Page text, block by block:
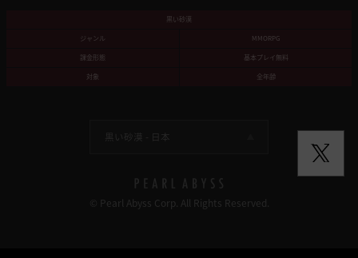
黒い砂漠
ジャンル
MMORPG
課金形態
基本プレイ無料
対象
全年齢
黒い砂漠 - 日本
© Pearl Abyss Corp. All Rights Reserved.